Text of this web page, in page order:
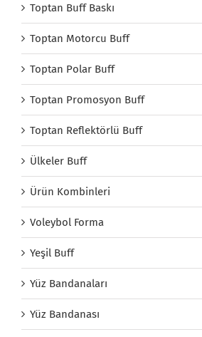
Toptan Buff Baskı
Toptan Motorcu Buff
Toptan Polar Buff
Toptan Promosyon Buff
Toptan Reflektörlü Buff
Ülkeler Buff
Ürün Kombinleri
Voleybol Forma
Yeşil Buff
Yüz Bandanaları
Yüz Bandanası